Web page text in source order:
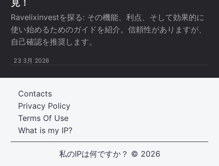
見！
Ravelixinvestを探る: その機能、利点、そして効果的に
使い始めるためのガイドを紹介。信頼性がありますが、
自己確認を推奨します。
23 3月 2026
What is my IP?
Terms Of Use
Privacy Policy
Contacts
私のIPは何ですか？ © 2026